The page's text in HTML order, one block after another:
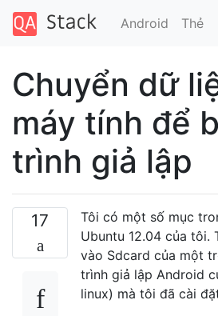
Android Thẻ
Chuyển dữ
máy tính để
trình giả lập
17
Tôi có một số mục
Ubuntu 12.04 của tôi.
vào Sdcard của một
trình giả lập Android
linux) mà tôi đã cài